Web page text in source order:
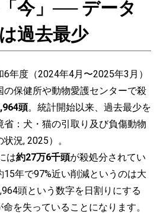
今」── データ
過去最少
年度（2024年4月〜2025年3月）
の保健所や動物愛護センターで殺
頭。統計開始以来、過去最少を
：犬・猫の引取り及び負傷動物
況, 2025）。
は約27万6千頭が殺処分されてい
年で97%近い削減というのは大
頭という数字を日割りにする
命を失っていることになります。